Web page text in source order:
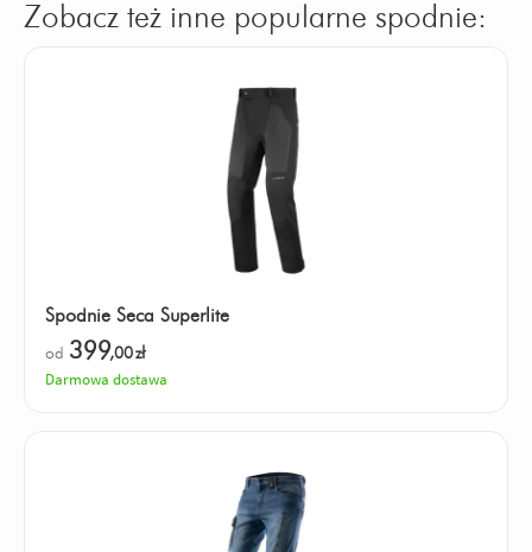
Zobacz też inne popularne spodnie:
Spodnie Seca Superlite
od 399,00zł
Darmowa dostawa